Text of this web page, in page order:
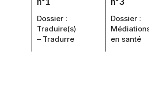
Dossier :
Traduire(s)
– Tradurre
Dossier :
en santé